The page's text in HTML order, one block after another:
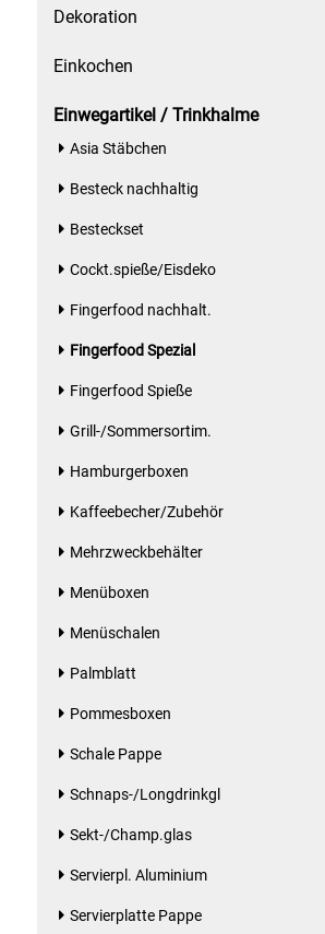
Elektrogeräte
Essig
Fertiggerichte trocken
Fruchtsaft
Frühstück / süße Aufstriche
Garnierung
Gemüsekonserven
Gewürze
Gläser
Haushaltshelfer
Haushaltsreiniger
Dekoration
Einkochen
Einwegartikel / Trinkhalme
Asia Stäbchen
Besteck nachhaltig
Besteckset
Cockt.spieße/Eisdeko
Fingerfood nachhalt.
Fingerfood Spezial
Fingerfood Spieße
Grill-/Sommersortim.
Hamburgerboxen
Kaffeebecher/Zubehör
Mehrzweckbehälter
Menüboxen
Menüschalen
Palmblatt
Pommesboxen
Schale Pappe
Schnaps-/Longdrinkgl
Sekt-/Champ.glas
Servierpl. Aluminium
Servierplatte Pappe